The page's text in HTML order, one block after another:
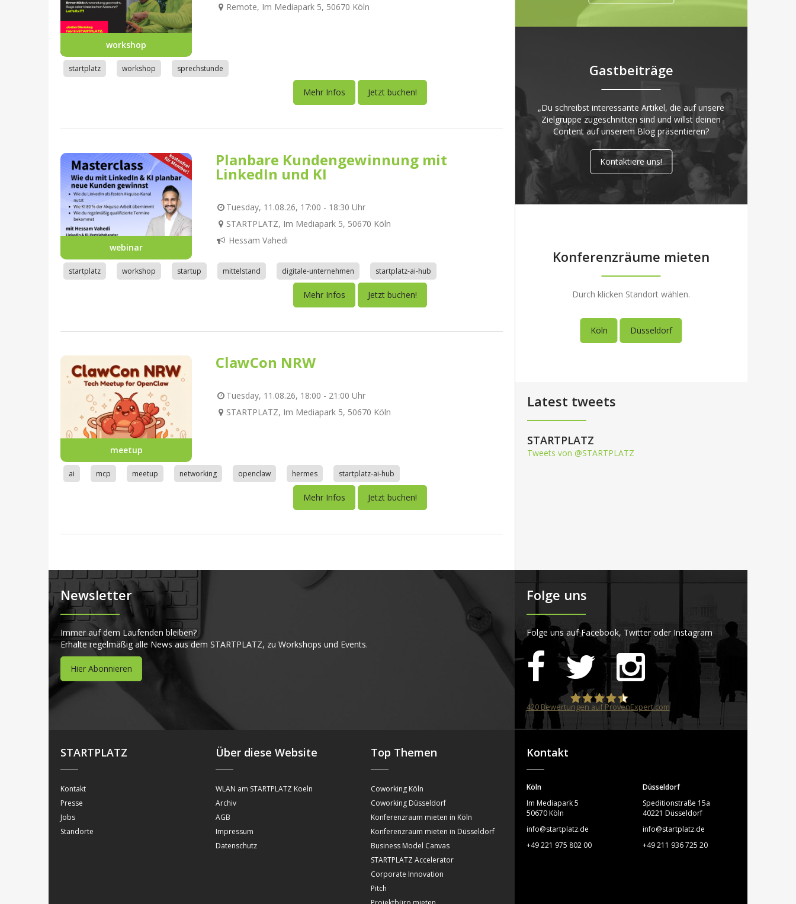
workshop
Remote, Im Mediapark 5, 50670 Köln
startplatz workshop sprechstunde
Mehr Infos Jetzt buchen!
webinar
Planbare Kundengewinnung mit
LinkedIn und KI
Tuesday, 11.08.26, 17:00 - 18:30 Uhr
STARTPLATZ, Im Mediapark 5, 50670 Köln
Hessam Vahedi
startplatz workshop startup mittelstand digitale-unternehmen startplatz-ai-hub
Mehr Infos Jetzt buchen!
meetup
ClawCon NRW
Tuesday, 11.08.26, 18:00 - 21:00 Uhr
STARTPLATZ, Im Mediapark 5, 50670 Köln
ai mcp meetup networking openclaw hermes startplatz-ai-hub
Mehr Infos Jetzt buchen!
Gastbeiträge
„Du schreibst interessante Artikel, die auf unsere
Zielgruppe zugeschnitten sind und willst deinen
Content auf unserem Blog präsentieren?
Kontaktiere uns!
Konferenzräume mieten
Durch klicken Standort wählen.
Köln Düsseldorf
Latest tweets
STARTPLATZ
Tweets von @STARTPLATZ
Newsletter
Immer auf dem Laufenden bleiben?
Erhalte regelmäßig alle News aus dem STARTPLATZ, zu Workshops und Events.
Hier Abonnieren
Folge uns
Folge uns auf Facebook, Twitter oder Instagram
STARTPLATZ
420Bewertungen auf ProvenExpert.com
STARTPLATZ
Kontakt
Presse
Jobs
Standorte
Über diese Website
WLAN am STARTPLATZ Koeln
Archiv
AGB
Impressum
Datenschutz
Top Themen
Coworking Köln
Coworking Düsseldorf
Konferenzraum mieten in Köln
Konferenzraum mieten in Düsseldorf
Business Model Canvas
STARTPLATZ Accelerator
Corporate Innovation
Pitch
Kontakt
Köln
Im Mediapark 5
50670 Köln
info@startplatz.de
+49 221 975 802 00
Düsseldorf
Speditionstraße 15a
40221 Düsseldorf
info@startplatz.de
+49 211 936 725 20